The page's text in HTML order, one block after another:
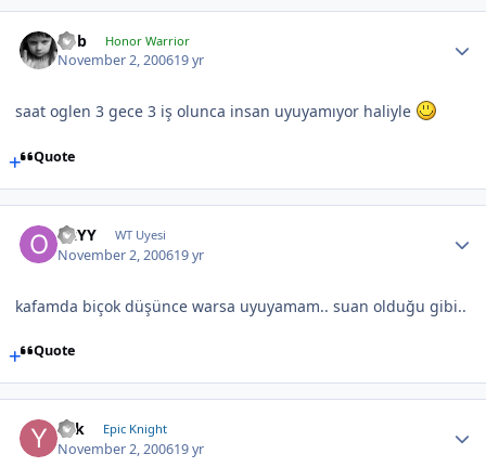
hbb Honor Warrior
November 2, 200619 yr
saat oglen 3 gece 3 iş olunca insan uyuyamıyor haliyle
Quote
OzYY WT Uyesi
November 2, 200619 yr
kafamda biçok düşünce warsa uyuyamam.. suan olduğu gibi..
Quote
Yek Epic Knight
November 2, 200619 yr